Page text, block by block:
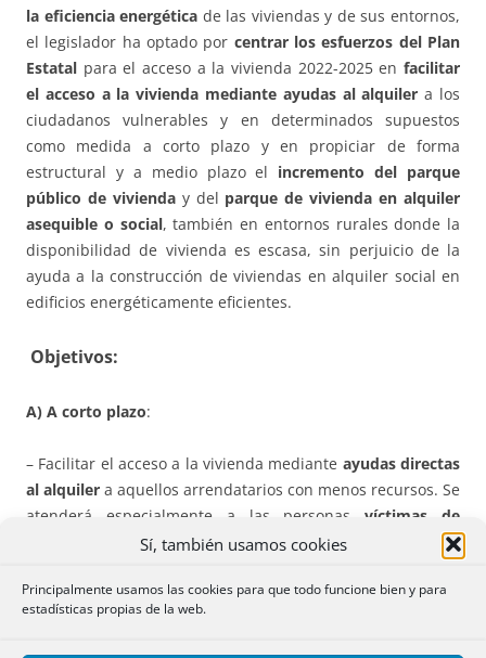
Sí, también usamos cookies
Principalmente usamos las cookies para que todo funcione bien y para
estadísticas propias de la web.
la eficiencia energética de las viviendas y de sus entornos,
el legislador ha optado por centrar los esfuerzos del Plan
Estatal para el acceso a la vivienda 2022-2025 en facilitar
el acceso a la vivienda mediante ayudas al alquiler a los
ciudadanos vulnerables y en determinados supuestos
como medida a corto plazo y en propiciar de forma
estructural y a medio plazo el incremento del parque
público de vivienday del parque de vivienda en alquiler
asequible o social, también en entornos rurales donde la
disponibilidad de vivienda es escasa, sin perjuicio de la
ayuda a la construcción de viviendas en alquiler social en
edificios energéticamente eficientes.
Objetivos:
A) A corto plazo:
– Facilitar el acceso a la vivienda mediante ayudas directas
al alquiler a aquellos arrendatarios con menos recursos. Se
atenderá especialmente a las personasvíctimas de
violencia de género, las que han sido objeto de
desahucio
especialmente vulnerables.